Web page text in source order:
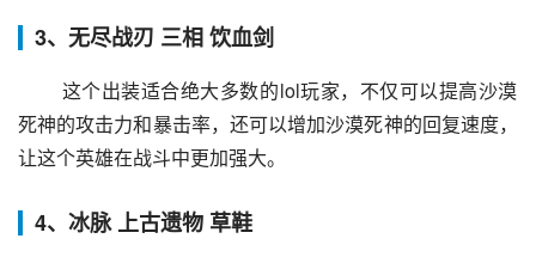
3、无尽战刃 三相 饮血剑
死神的攻击力和暴击率，还可以增加沙漠死神的回复速度，
让这个英雄在战斗中更加强大。
4、冰脉 上古遗物 草鞋